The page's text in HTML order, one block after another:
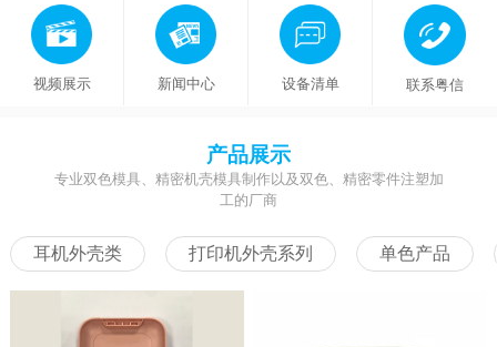
视频展示 新闻中心 设备清单 联系粤信
产品展示
专业双色模具、精密机壳模具制作以及双色、精密零件注塑加
工的厂商
耳机外壳类 打印机外壳系列 单色产品